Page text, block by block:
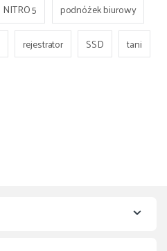
NITRO 5
podnóżek biurowy
rejestrator SSD
tani